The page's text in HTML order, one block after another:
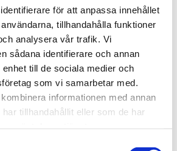
för att anpassa innehållet
tillhandahålla funktioner
analysera vår trafik. Vi
sådana identifierare och annan
till de sociala medier och
som vi samarbetar med.
informationen med annan
tillhandahållit eller som de har
började nu ta kontrollen
att uppnå en långvarig
bidrog till att jag
mig tryggare och fick en
till livet. Jag